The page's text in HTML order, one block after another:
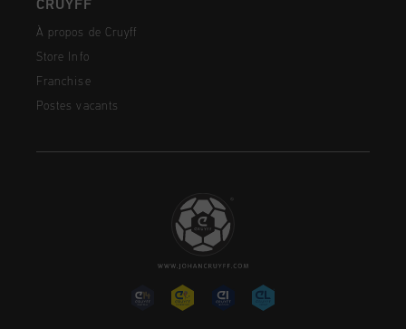
CRUYFF
À propos de Cruyff
Store Info
Franchise
Postes vacants